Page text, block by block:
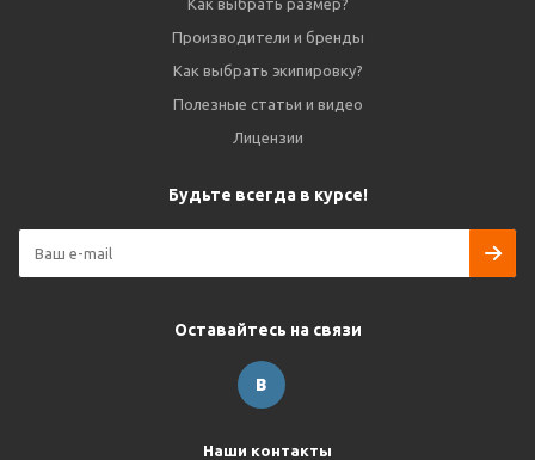
Как выбрать размер?
Производители и бренды
Как выбрать экипировку?
Полезные статьи и видео
Лицензии
Будьте всегда в курсе!
Оставайтесь на связи
Наши контакты